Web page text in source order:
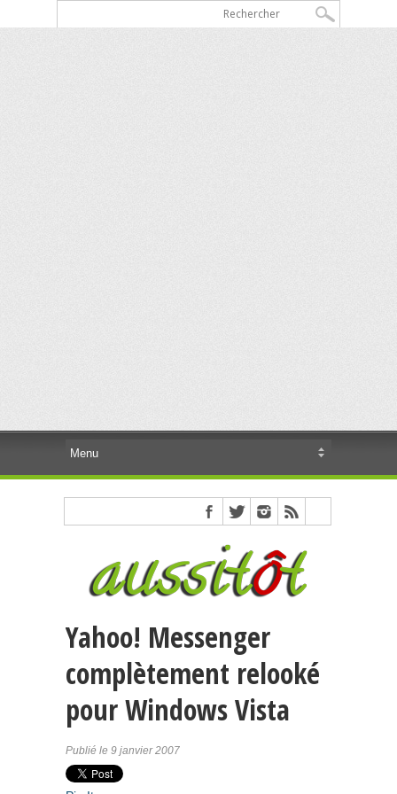
Yahoo! Messenger
complètement relooké
pour Windows Vista
Publié le 9 janvier 2007